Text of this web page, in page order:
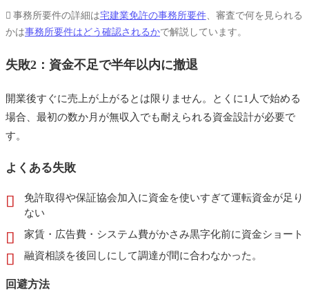
事務所要件の詳細は宅建業免許の事務所要件、審査で何を見られる
かは事務所要件はどう確認されるかで解説しています。
失敗2：資金不足で半年以内に撤退
開業後すぐに売上が上がるとは限りません。とくに1人で始める
場合、最初の数か月が無収入でも耐えられる資金設計が必要で
す。
よくある失敗
免許取得や保証協会加入に資金を使いすぎて運転資金が足り
ない
家賃・広告費・システム費がかさみ黒字化前に資金ショート
融資相談を後回しにして調達が間に合わなかった。
回避方法